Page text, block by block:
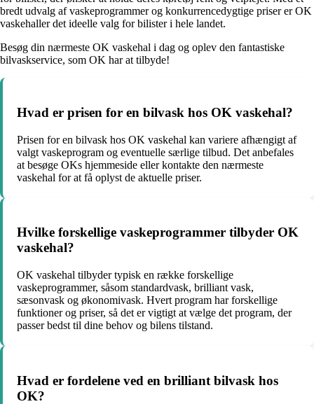
bredt udvalg af vaskeprogrammer og konkurrencedygtige priser er OK
vaskehaller det ideelle valg for bilister i hele landet.
Besøg din nærmeste OK vaskehal i dag og oplev den fantastiske
bilvaskservice, som OK har at tilbyde!
Hvad er prisen for en bilvask hos OK vaskehal?
Prisen for en bilvask hos OK vaskehal kan variere afhængigt af
valgt vaskeprogram og eventuelle særlige tilbud. Det anbefales
at besøge OKs hjemmeside eller kontakte den nærmeste
vaskehal for at få oplyst de aktuelle priser.
Hvilke forskellige vaskeprogrammer tilbyder OK
vaskehal?
OK vaskehal tilbyder typisk en række forskellige
vaskeprogrammer, såsom standardvask, brilliant vask,
sæsonvask og økonomivask. Hvert program har forskellige
funktioner og priser, så det er vigtigt at vælge det program, der
passer bedst til dine behov og bilens tilstand.
Hvad er fordelene ved en brilliant bilvask hos
OK?